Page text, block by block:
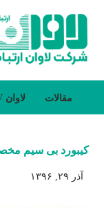
مقالات لاوان TV
کیبورد بی سیم
آذر ۲۹, ۱۳۹۶